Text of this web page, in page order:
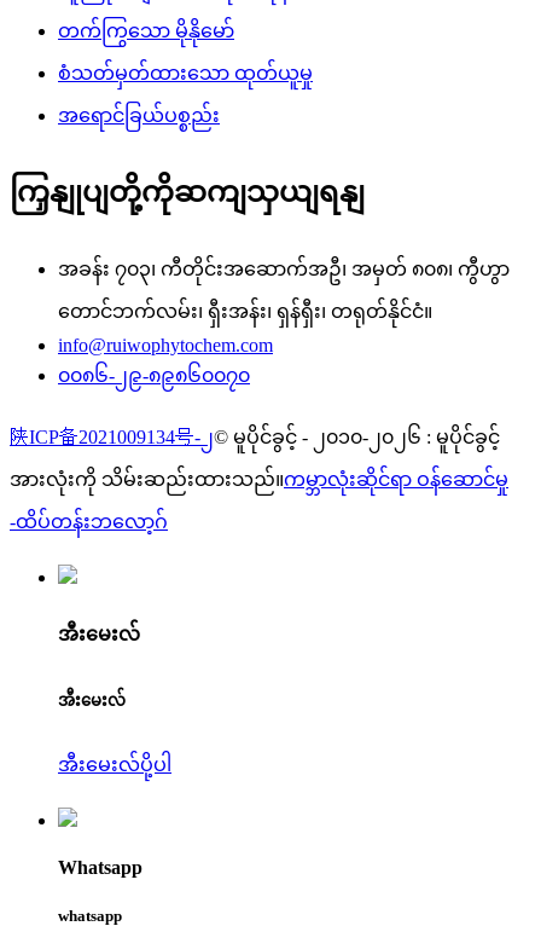
တက်ကြွသော မိုနိုမော်
စံသတ်မှတ်ထားသော ထုတ်ယူမှု
အရောင်ခြယ်ပစ္စည်း
ကြှနျုပျတို့ကိုဆကျသှယျရနျ
အခန်း ၇၀၃၊ ကီတိုင်းအဆောက်အဦ၊ အမှတ် ၈၀၈၊ ကွီဟွာ
တောင်ဘက်လမ်း၊ ရှီးအန်း၊ ရှန်ရှီး၊ တရုတ်နိုင်ငံ။
info@ruiwophytochem.com
၀၀၈၆-၂၉-၈၉၈၆၀၀၇၀
陕ICP备2021009134号-၂© မူပိုင်ခွင့် - ၂၀၁၀-၂၀၂၆ : မူပိုင်ခွင့်
အားလုံးကို သိမ်းဆည်းထားသည်။ကမ္ဘာလုံးဆိုင်ရာ ဝန်ဆောင်မှု
-ထိပ်တန်းဘလော့ဂ်
အီးမေးလ်
အီးမေးလ်
အီးမေးလ်ပို့ပါ
Whatsapp
whatsapp